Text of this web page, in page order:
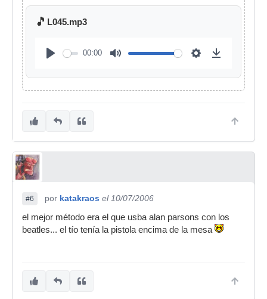
🎵 L045.mp3
00:00
#6 por katakraos el 10/07/2006
el mejor método era el que usba alan parsons con los
beatles... el tío tenía la pistola encima de la mesa